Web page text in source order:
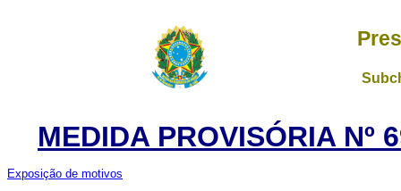
MEDIDA PROVISÓRIA Nº
Exposição de motivos